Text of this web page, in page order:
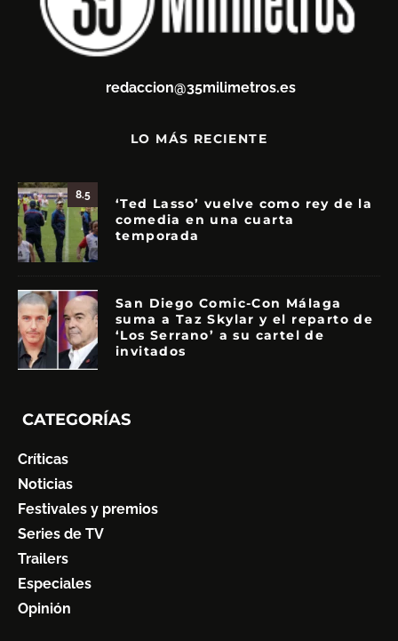
redaccion@35milimetros.es
LO MÁS RECIENTE
8.5
‘Ted Lasso’ vuelve como rey de la
comedia en una cuarta
temporada
San Diego Comic-Con Málaga
suma a Taz Skylar y el reparto de
‘Los Serrano’ a su cartel de
invitados
CATEGORÍAS
Críticas
Noticias
Festivales y premios
Series de TV
Trailers
Especiales
Opinión